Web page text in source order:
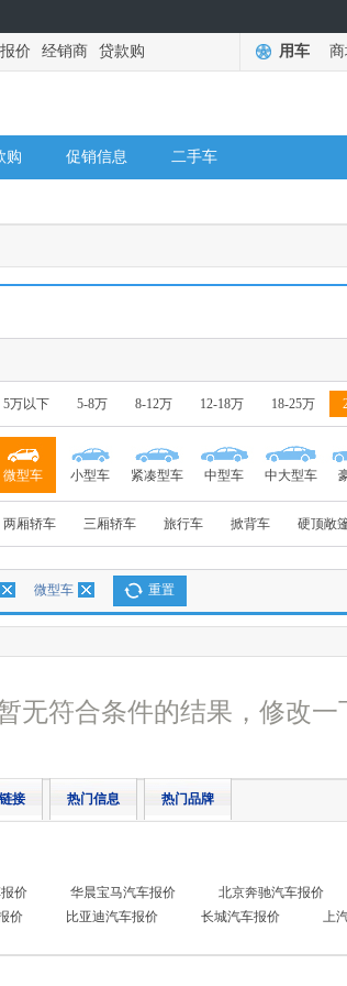
报价 经销商 贷款购 用车
购 促销信息 二手车
5万以下 5-8万 8-12万 12-18万 18-25万
微型车
小型车 紧凑型车 中型车 中大型车
两厢轿车 三厢轿车 旅行车 掀背车 硬顶敞
微型车 重置
无符合条件的结果，修改
接 热门信息 热门品牌
价 华晨宝马汽车报价 北京奔驰汽车报价
价
比亚迪汽车报价 长城汽车报价 上